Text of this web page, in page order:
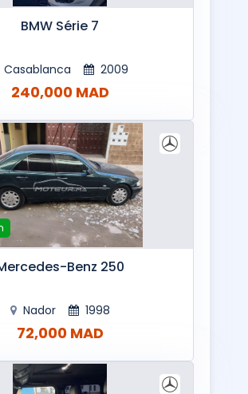
BMW Série 7
Casablanca 2009
240,000 MAD
Benz 250
Nador 1998
72,000 MAD